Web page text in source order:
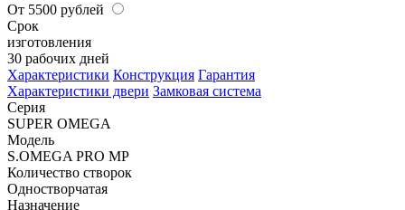
От 5500 рублей
Срок
изготовления
30 рабочих дней
Характеристики Конструкция Гарантия
Характеристики двери Замковая система
Серия
SUPER OMEGA
Модель
S.OMEGA PRO MP
Количество створок
Одностворчатая
Назначение